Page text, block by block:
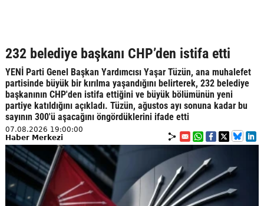
232 belediye başkanı CHP’den istifa etti
YENİ Parti Genel Başkan Yardımcısı Yaşar Tüzün, ana muhalefet
partisinde büyük bir kırılma yaşandığını belirterek, 232 belediye
başkanının CHP'den istifa ettiğini ve büyük bölümünün yeni
partiye katıldığını açıkladı. Tüzün, ağustos ayı sonuna kadar bu
sayının 300'ü aşacağını öngördüklerini ifade etti
07.08.2026 19:00:00
Haber Merkezi